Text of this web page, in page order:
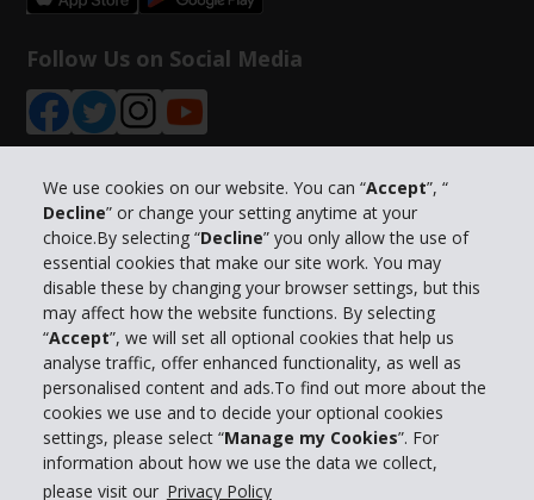
We use cookies on our website. You can “Accept”, “
Decline” or change your setting anytime at your
choice.By selecting “Decline” you only allow the use of
essential cookies that make our site work. You may
disable these by changing your browser settings, but this
may affect how the website functions. By selecting
“Accept”, we will set all optional cookies that help us
analyse traffic, offer enhanced functionality, as well as
personalised content and ads.To find out more about the
cookies we use and to decide your optional cookies
settings, please select “Manage my Cookies”. For
information about how we use the data we collect,
please visit our Privacy Policy
Follow Us on Social Media
Info su Hertz
Business
Customer Service
Prenota con Hertz